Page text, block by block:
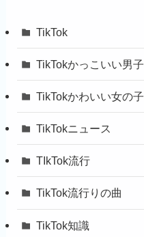
TikTok
TikTokかっこいい男子
TikTokかわいい女の子
TikTokニュース
TIkTok流行
TikTok流行りの曲
TikTok知識